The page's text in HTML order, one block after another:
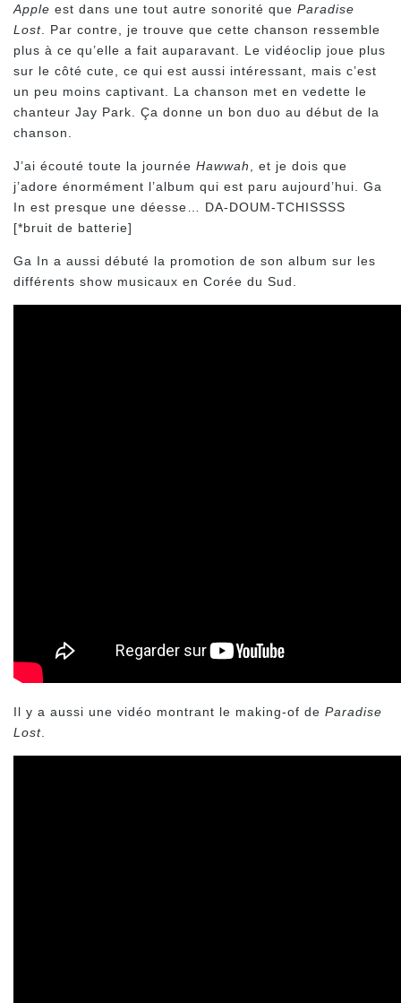
Apple est dans une tout autre sonorité que Paradise
Lost . Par contre, je trouve que cette chanson ressemble
plus à ce qu’elle a fait auparavant. Le vidéoclip joue plus
sur le côté cute, ce qui est aussi intéressant, mais c’est
un peu moins captivant. La chanson met en vedette le
chanteur Jay Park. Ça donne un bon duo au début de la
chanson.
J’ai écouté toute la journée Hawwah
, et je dois que
j’adore énormément l’album qui est paru aujourd’hui. Ga
In est presque une déesse… DA-DOUM-TCHISSSS
[*bruit de batterie]
Ga In a aussi débuté la promotion de son album sur les
différents show musicaux en Corée du Sud.
Il y a aussi une vidéo montrant le making-of de Paradise
Lost